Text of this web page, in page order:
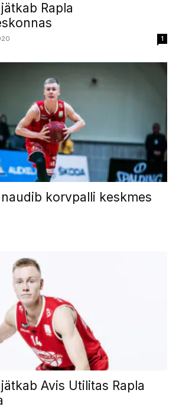
Rapla
1
korvpalli keskmes
Avis Utilitas Rapla